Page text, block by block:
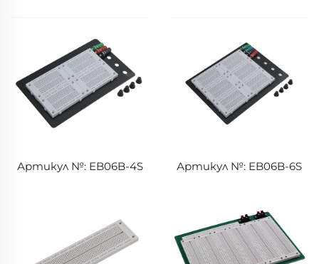
Артикул №: EB06B-4S Артикул №: EB06B-6S